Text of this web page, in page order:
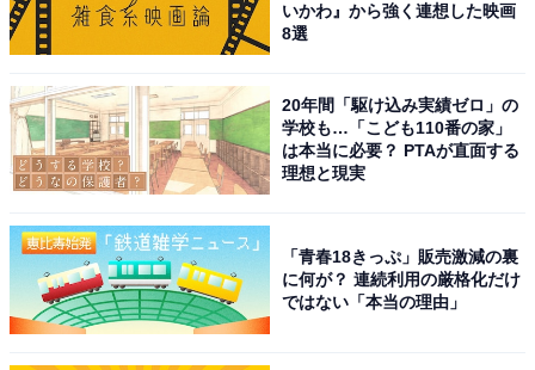
いかわ』から強く連想した映画
8選
20年間「駆け込み実績ゼロ」の
学校も…「こども110番の家」
は本当に必要？ PTAが直面する
理想と現実
「青春18きっぷ」販売激減の裏
に何が？ 連続利用の厳格化だけ
ではない「本当の理由」